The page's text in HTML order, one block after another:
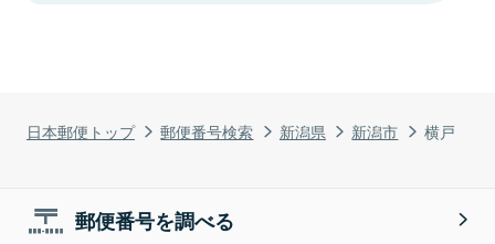
日本郵便トップ 郵便番号検索 新潟県 新潟市 横戸
郵便番号を調べる